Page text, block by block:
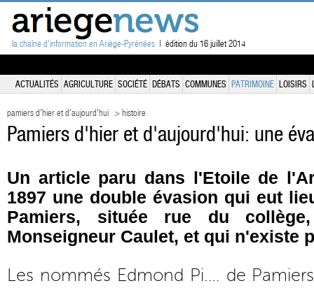
la chaîne d'information en Ariège-Pyrénées | édition du 16 juillet 2014
ACTUALITÉS AGRICULTURE SOCIÉTÉ DÉBATS COMMUNES PATRIMOINE LOISIRS
pamiers d'hier et d'aujourd'hui > histoire
Pamiers d'hier et d'aujourd'hui: une
Un article paru dans l'Etoile de
1897 une double évasion qui eut
Pamiers, située rue du
Monseigneur Caulet, et qui n'existe
Les nommés Edmond Pi.… de